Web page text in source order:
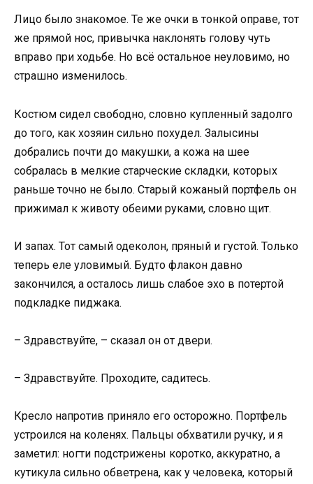
Лицо было знакомое. Те же очки в тонкой оправе, тот
же прямой нос, привычка наклонять голову чуть
вправо при ходьбе. Но всё остальное неуловимо, но
страшно изменилось.
Костюм сидел свободно, словно купленный задолго
до того, как хозяин сильно похудел. Залысины
добрались почти до макушки, а кожа на шее
собралась в мелкие старческие складки, которых
раньше точно не было. Старый кожаный портфель он
прижимал к животу обеими руками, словно щит.
И запах. Тот самый одеколон, пряный и густой. Только
теперь еле уловимый. Будто флакон давно
закончился, а осталось лишь слабое эхо в потертой
подкладке пиджака.
– Здравствуйте, – сказал он от двери.
– Здравствуйте. Проходите, садитесь.
Кресло напротив приняло его осторожно. Портфель
устроился на коленях. Пальцы обхватили ручку, и я
заметил: ногти подстрижены коротко, аккуратно, а
кутикула сильно обветрена, как у человека, который